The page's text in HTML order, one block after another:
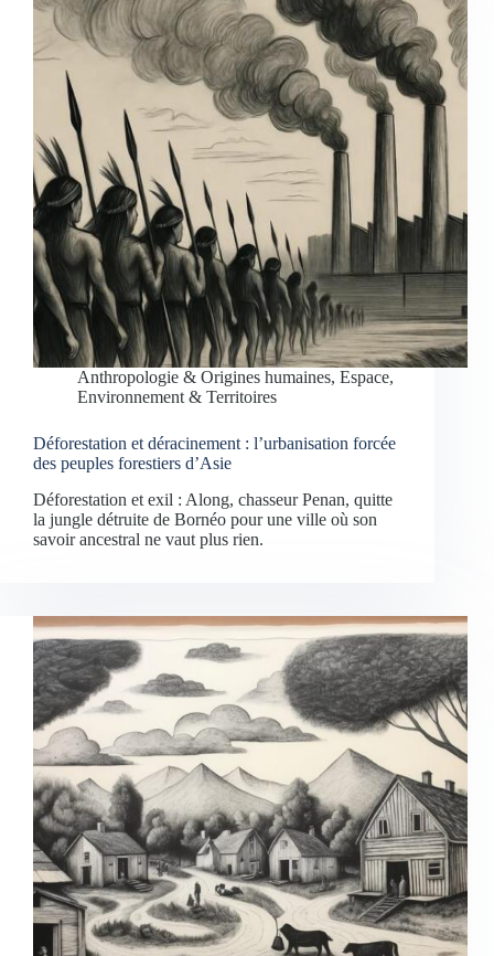
Anthropologie & Origines humaines, Espace,
Environnement & Territoires
Déforestation et déracinement : l’urbanisation forcée
des peuples forestiers d’Asie
Déforestation et exil : Along, chasseur Penan, quitte
la jungle détruite de Bornéo pour une ville où son
savoir ancestral ne vaut plus rien.